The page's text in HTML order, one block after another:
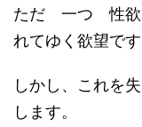
ただ 一つ 性欲
れてゆく欲望です
しかし、これを
します。